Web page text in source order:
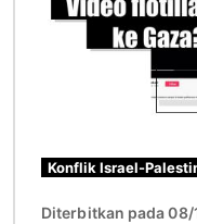
Konflik Israel-
Diterbitkan pada